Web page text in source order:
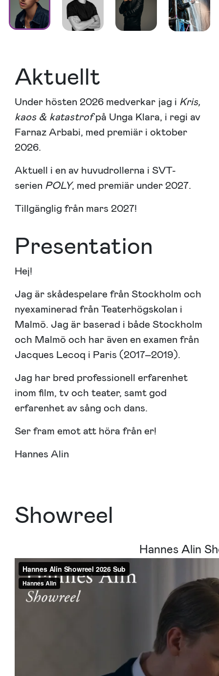
Aktuellt
Under hösten 2026 medverkar jag i Kris,
kaos & katastrofpå Unga Klara, i regi av
Farnaz Arbabi, med premiär i oktober
2026.
Aktuell i en av huvudrollerna i SVT-
serien POLY, med premiär under 2027.
Tillgänglig från mars 2027!
Presentation
Hej!
Jag är skådespelare från Stockholm och
nyexaminerad från Teaterhögskolan i
Malmö. Jag är baserad i både Stockholm
och Malmö och har även en examen från
Jacques Lecoq i Paris (2017–2019).
Jag har bred professionell erfarenhet
inom film, tv och teater, samt god
erfarenhet av sång och dans.
Ser fram emot att höra från er!
Hannes Alin
Showreel
Hannes Alin